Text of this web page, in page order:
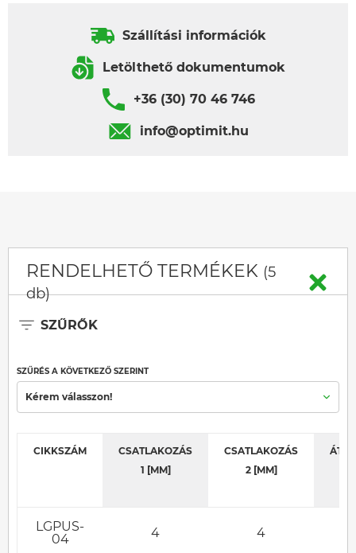
Szállítási információk
Letölthető dokumentumok
+36 (30) 70 46 746
info@optimit.hu
RENDELHETŐ TERMÉKEK (5
db)
SZŰRŐK
SZŰRÉS A KÖVETKEZŐ SZERINT
Kérem válasszon!
CIKKSZÁM
CSATLAKOZÁS
1 [MM]
CSATLAKOZÁS
2 [MM]
LGPUS-
04
4 4